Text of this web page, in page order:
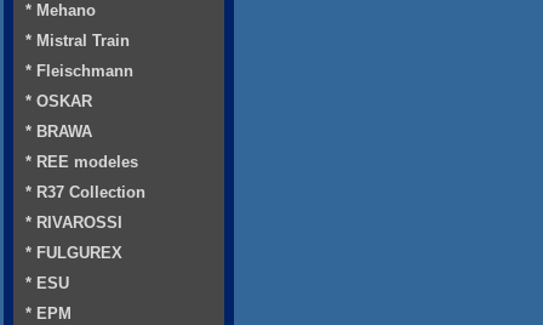
* Mehano
* Mistral Train
* Fleischmann
* OSKAR
* BRAWA
* REE modeles
* R37 Collection
* RIVAROSSI
* FULGUREX
* ESU
* EPM